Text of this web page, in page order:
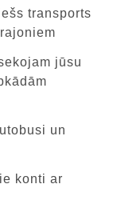
transports
jūsu
un
konti ar